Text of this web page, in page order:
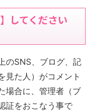
してください
のSNS、ブログ、記
見た人）がコメント
場合に、管理者（ブ
証をおこなう事で